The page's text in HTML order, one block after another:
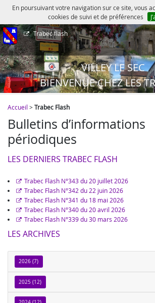
En poursuivant votre navigation sur ce site, vous
cookies de suivi et de préférences
Trabec flash
VILLEY LE SEC
BIENVENUE CHEZ LES
Accueil >Trabec Flash
Bulletins d’informations
périodiques
LES DERNIERS TRABEC FLASH
Trabec Flash N°343 du 20 juillet 2026
Trabec Flash N°342 du 22 juin 2026
Trabec Flash N°341 du 18 mai 2026
Trabec Flash N°340 du 20 avril 2026
Trabec Flash N°339 du 30 mars 2026
LES ARCHIVES
2026 (7)
2025 (12)